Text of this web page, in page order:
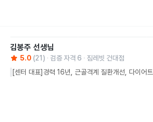
김봉주 선생님
5.0 (21 ) 검증 자격 6
짐레빗 건대점
[센터 대표]경력 16년, 근골격계 질환개선, 다이어트